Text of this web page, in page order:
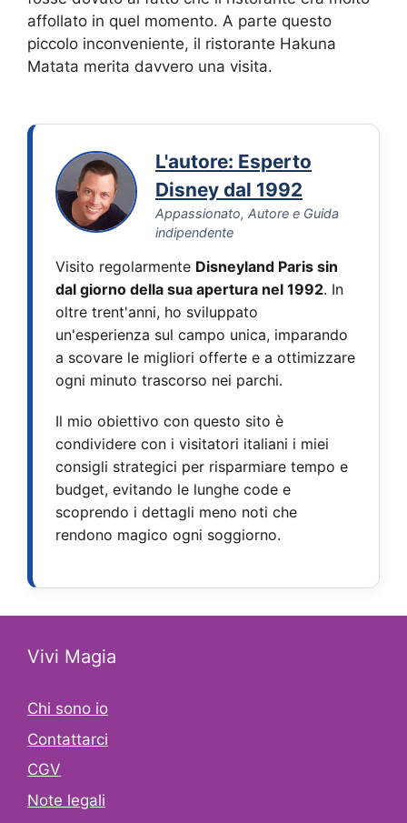
affollato in quel momento. A parte questo
piccolo inconveniente, il ristorante Hakuna
Matata merita davvero una visita.
L'autore: Esperto
Disney dal 1992
Appassionato, Autore e Guida
indipendente
Visito regolarmente Disneyland Paris sin
dal giorno della sua apertura nel 1992. In
oltre trent'anni, ho sviluppato
un'esperienza sul campo unica, imparando
a scovare le migliori offerte e a ottimizzare
ogni minuto trascorso nei parchi.
Il mio obiettivo con questo sito è
condividere con i visitatori italiani i miei
consigli strategici per risparmiare tempo e
budget, evitando le lunghe code e
scoprendo i dettagli meno noti che
rendono magico ogni soggiorno.
Vivi Magia
Chi sono io
Contattarci
CGV
Note legali